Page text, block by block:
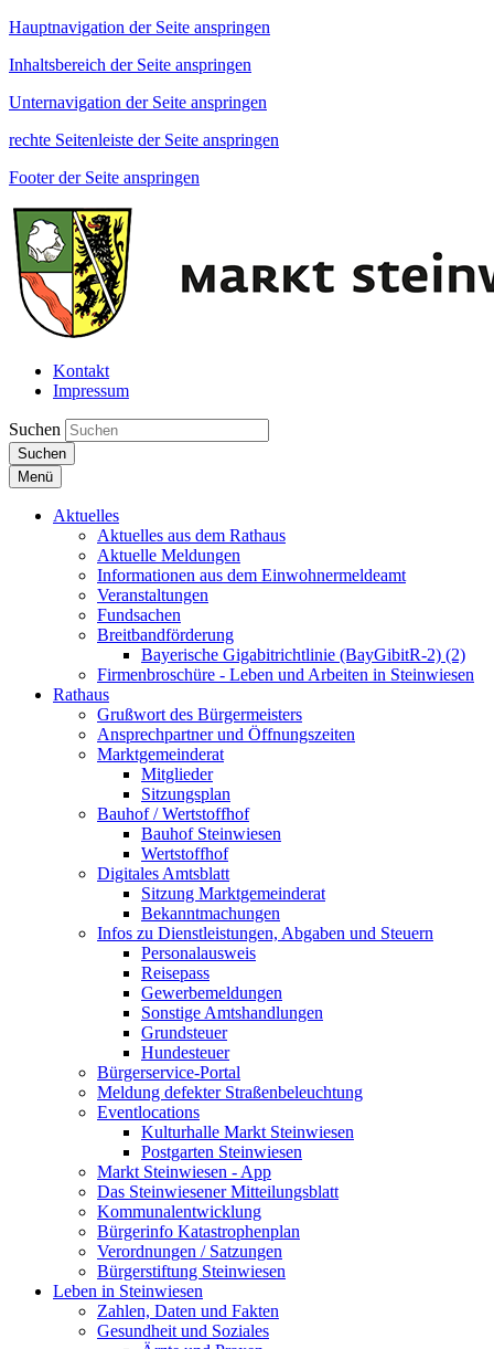
Hauptnavigation der Seite anspringen
Inhaltsbereich der Seite anspringen
Unternavigation der Seite anspringen
rechte Seitenleiste der Seite anspringen
Footer der Seite anspringen
Kontakt
Impressum
Suchen
Suchen
Menü
Aktuelles
Aktuelles aus dem Rathaus
Aktuelle Meldungen
Informationen aus dem Einwohnermeldeamt
Veranstaltungen
Fundsachen
Breitbandförderung
Bayerische Gigabitrichtlinie (BayGibitR-2) (2)
Firmenbroschüre - Leben und Arbeiten in Steinwiesen
Rathaus
Grußwort des Bürgermeisters
Ansprechpartner und Öffnungszeiten
Marktgemeinderat
Mitglieder
Sitzungsplan
Bauhof / Wertstoffhof
Bauhof Steinwiesen
Wertstoffhof
Digitales Amtsblatt
Sitzung Marktgemeinderat
Bekanntmachungen
Infos zu Dienstleistungen, Abgaben und Steuern
Personalausweis
Reisepass
Gewerbemeldungen
Sonstige Amtshandlungen
Grundsteuer
Hundesteuer
Bürgerservice-Portal
Meldung defekter Straßenbeleuchtung
Eventlocations
Kulturhalle Markt Steinwiesen
Postgarten Steinwiesen
Markt Steinwiesen - App
Das Steinwiesener Mitteilungsblatt
Kommunalentwicklung
Bürgerinfo Katastrophenplan
Verordnungen / Satzungen
Bürgerstiftung Steinwiesen
Leben in Steinwiesen
Zahlen, Daten und Fakten
Gesundheit und Soziales